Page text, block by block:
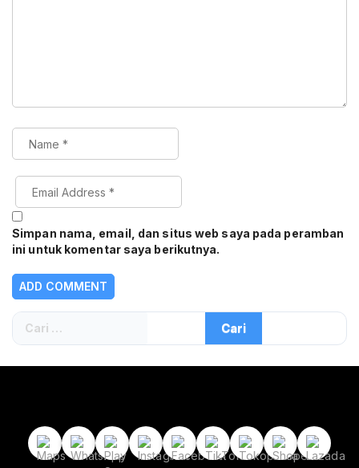
Simpan nama, email, dan situs web saya pada peramban
ini untuk komentar saya berikutnya.
Cari
untuk: